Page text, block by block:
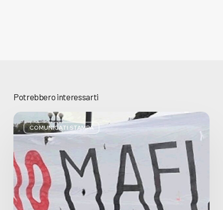
Potrebbero interessarti
COMUNICATI STAMPA
Basta
bugie,
Regione
Lombardia
pratica
l’antimafia
solo
a
parole